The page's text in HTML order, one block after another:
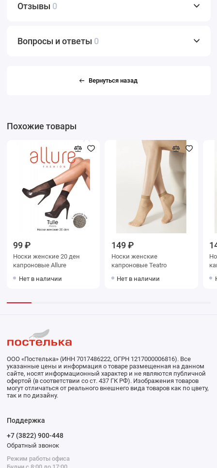
Отзывы 0
Вопросы и ответы 0
Вернуться назад
Похожие товары
99 ₽
Носки женские 20 ден
капроновые Allure
Нет в наличии
149 ₽
Носки женские
капроновые Teatro
Нет в наличии
ООО «Постелька» (ИНН 7017486222, ОГРН 1217000006816). Все
указанные цены и информация о товаре размещенная на данном
сайте, носят информационный характер и не являются публичной
офертой (в соответствии со ст. 437 ГК РФ). Изображения товаров
могут отличаться от реального внешнего вида товаров как по цвету,
так и по дизайну.
Поддержка
+7 (3822) 900-448
Обратный звонок
Режим работы офиса